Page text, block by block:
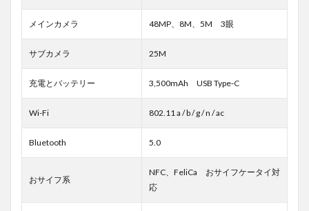
メインカメラ 48MP、8M、5M 3眼
サブカメラ 25M
充電とバッテリー 3,500mAh USB Type-C
Wi-Fi 802.11 a / b / g / n / ac
Bluetooth 5.0
おサイフ系
NFC、FeliCa おサイフケータイ対
応